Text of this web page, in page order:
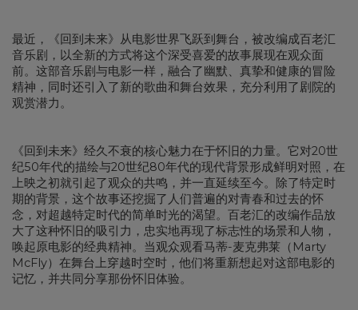
最近，《回到未来》从电影世界飞跃到舞台，被改编成百老汇
音乐剧，以全新的方式将这个深受喜爱的故事展现在观众面
前。这部音乐剧与电影一样，融合了幽默、真挚和健康的冒险
精神，同时还引入了新的歌曲和舞台效果，充分利用了剧院的
观赏潜力。
《回到未来》经久不衰的核心魅力在于怀旧的力量。它对20世
纪50年代的描绘与20世纪80年代的现代背景形成鲜明对照，在
上映之初就引起了观众的共鸣，并一直延续至今。除了特定时
期的背景，这个故事还挖掘了人们普遍的对青春和过去的怀
念，对超越特定时代的简单时光的渴望。百老汇的改编作品放
大了这种怀旧的吸引力，忠实地再现了标志性的场景和人物，
唤起原电影的经典精神。当观众观看马蒂-麦克弗莱（Marty
McFly）在舞台上穿越时空时，他们将重新想起对这部电影的
记忆，并共同分享那份怀旧体验。